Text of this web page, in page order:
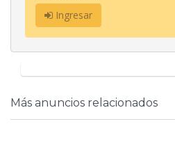
Ingresar
Más anuncios relacionados